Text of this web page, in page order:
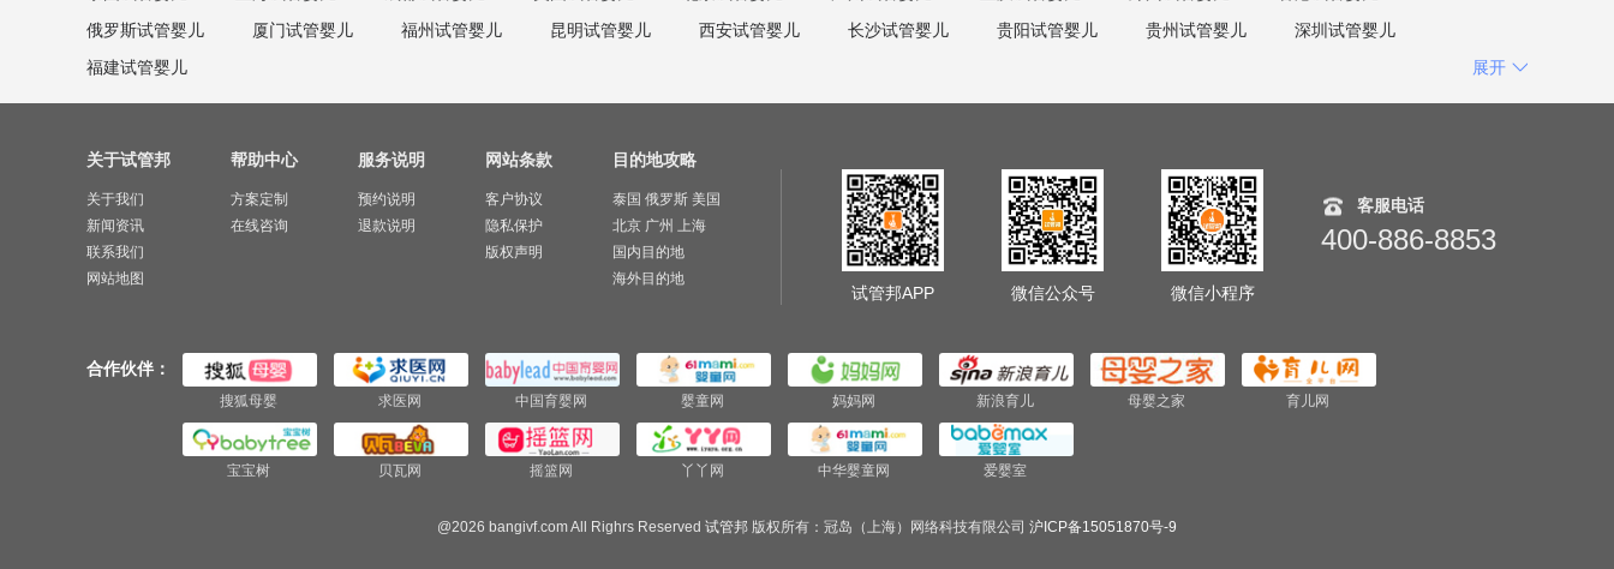
俄罗斯试管婴儿
厦门试管婴儿 福州试管婴儿 昆明试管婴儿 西安试管婴儿 长沙试管婴儿 贵阳试管婴儿 贵州试管婴儿
深圳试管婴儿
福建试管婴儿
展开
关于试管邦
关于我们
新闻资讯
联系我们
网站地图
帮助中心
方案定制
在线咨询
服务说明
预约说明
退款说明
网站条款
客户协议
隐私保护
版权声明
目的地攻略
泰国 俄罗斯 美国
北京 广州 上海
国内目的地
海外目的地
试管邦APP 微信公众号 微信小程序
客服电话
400-886-8853
合作伙伴：
搜狐母婴 求医网 中国育婴网 婴童网 妈妈网 新浪育儿 母婴之家 育儿网
宝宝树 贝瓦网 摇篮网 丫丫网 中华婴童网 爱婴室
@2026 bangivf.com All Righrs Reserved 试管邦 版权所有：冠岛（上海）网络科技有限公司 沪ICP备15051870号-9